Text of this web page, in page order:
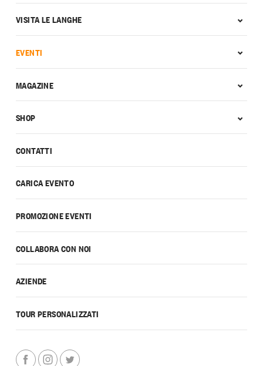
CONTATTI
CARICA EVENTO
PROMOZIONE EVENTI
COLLABORA CON NOI
AZIENDE
TOUR PERSONALIZZATI
VISITA LE LANGHE
EVENTI
MAGAZINE
SHOP